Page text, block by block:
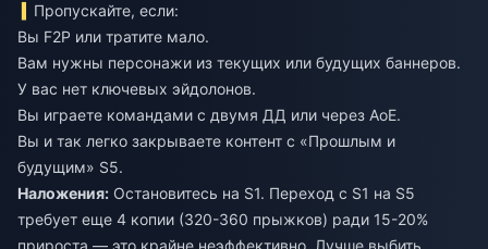
Пропускайте, если:
Вы F2P или тратите мало.
Вам нужны персонажи из текущих или будущих баннеров.
У вас нет ключевых эйдолонов.
Вы играете командами с двумя ДД или через АоЕ.
Вы и так легко закрываете контент с «Прошлым и
будущим» S5.
Наложения: Остановитесь на S1. Переход с S1 на S5
требует еще 4 копии (320-360 прыжков) ради 15-20%